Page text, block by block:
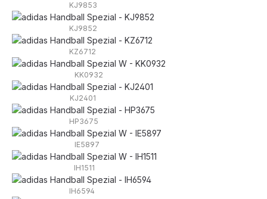
KJ9853
KJ9852
KZ6712
KK0932
KJ2401
HP3675
IE5897
IH1511
IH6594